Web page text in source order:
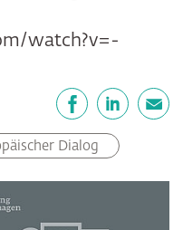
watch?v=-
Dialog